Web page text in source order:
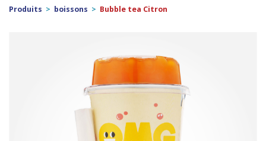
Produits > boissons > Bubble tea Citron